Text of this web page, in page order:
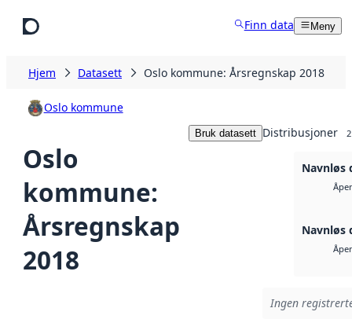
Finn data Meny
Hjem Datasett Oslo kommune: Årsregnskap 2018
Oslo kommune
Oslo
kommune:
Årsregnskap
2018
Bruk datasett Distribusjoner 2
Navnløs
Navnløs
Ingen